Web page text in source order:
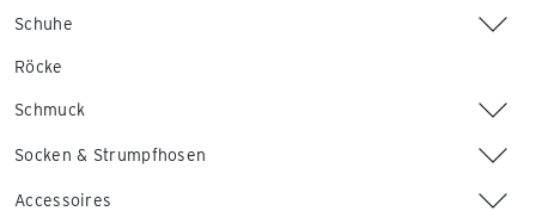
Schuhe
Röcke
Schmuck
Socken & Strumpfhosen
Accessoires